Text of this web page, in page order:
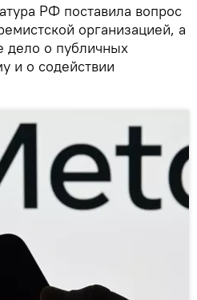
РФ поставила вопрос
организацией, а
дело о публичных
и о содействии